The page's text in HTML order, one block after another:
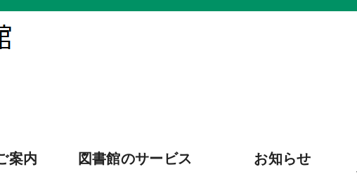
案内 図書館のサービス お知らせ